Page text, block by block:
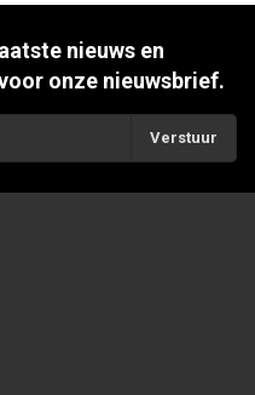
nieuws en
onze nieuwsbrief.
Verstuur